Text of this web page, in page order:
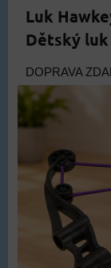
Luk
Dětský luk
DOPRAVA